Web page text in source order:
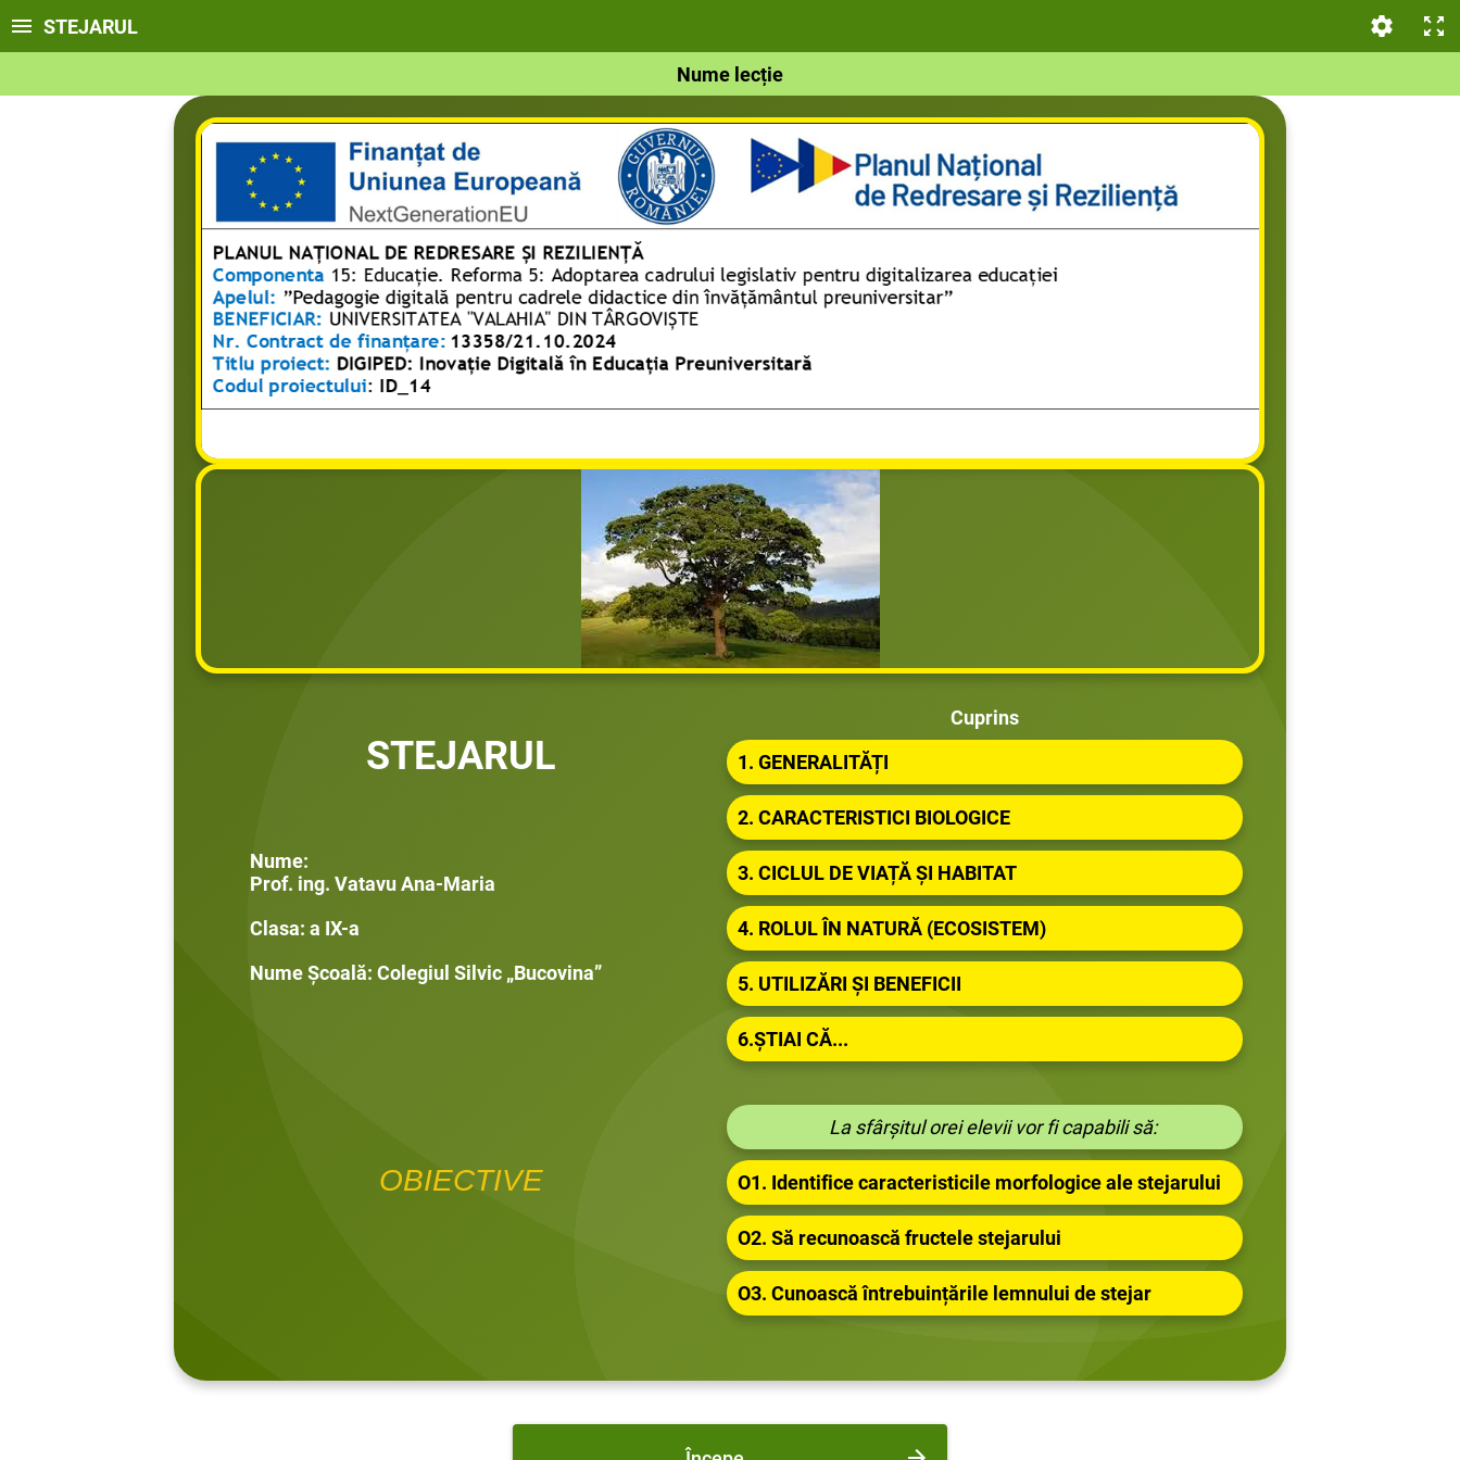
STEJARUL
Nume lecție
STEJARUL
Nume:
Prof. ing. Vatavu Ana-Maria
Clasa: a IX-a
Nume Școală: Colegiul Silvic „Bucovina”
Cuprins
1. GENERALITĂȚI
2. CARACTERISTICI BIOLOGICE
3. CICLUL DE VIAȚĂ ȘI HABITAT
4. ROLUL ÎN NATURĂ (ECOSISTEM)
5. UTILIZĂRI ȘI BENEFICII
6.ȘTIAI CĂ...
OBIECTIVE
La sfârșitul orei elevii vor fi capabili să:
O1. Identifice caracteristicile morfologice ale stejarului
O2. Să recunoască fructele stejarului
O3. Cunoască întrebuințările lemnului de stejar